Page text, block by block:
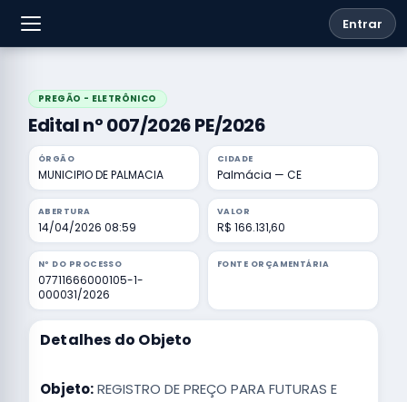
Entrar
PREGÃO - ELETRÔNICO
Edital nº 007/2026 PE/2026
ÓRGÃO
MUNICIPIO DE PALMACIA
CIDADE
Palmácia — CE
ABERTURA
14/04/2026 08:59
VALOR
R$ 166.131,60
Nº DO PROCESSO
07711666000105-1-
000031/2026
FONTE ORÇAMENTÁRIA
Detalhes do Objeto
Objeto:REGISTRO DE PREÇO PARA FUTURAS E